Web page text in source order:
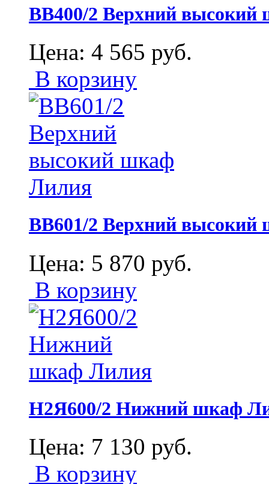
ВВ400/2 Верхний
Цена: 4 565 руб.
В корзину
ВВ601/2 Верхний
Цена: 5 870 руб.
В корзину
Н2Я600/2 Нижний шкаф
Цена: 7 130 руб.
В корзину